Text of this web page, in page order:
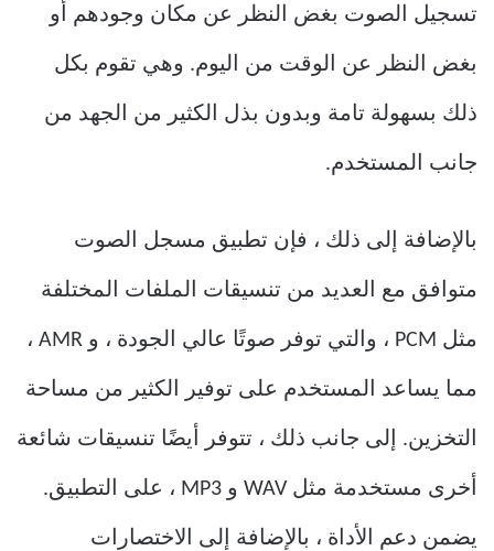
تسجيل الصوت بغض النظر عن مكان وجودهم أو
بغض النظر عن الوقت من اليوم. وهي تقوم بكل
ذلك بسهولة تامة وبدون بذل الكثير من الجهد من
جانب المستخدم.
بالإضافة إلى ذلك ، فإن تطبيق مسجل الصوت
متوافق مع العديد من تنسيقات الملفات المختلفة
مثل PCM ، والتي توفر صوتًا عالي الجودة ، و AMR ،
مما يساعد المستخدم على توفير الكثير من مساحة
التخزين. إلى جانب ذلك ، تتوفر أيضًا تنسيقات شائعة
أخرى مستخدمة مثل WAV و MP3 ، على التطبيق.
يضمن دعم الأداة ، بالإضافة إلى الاختصارات